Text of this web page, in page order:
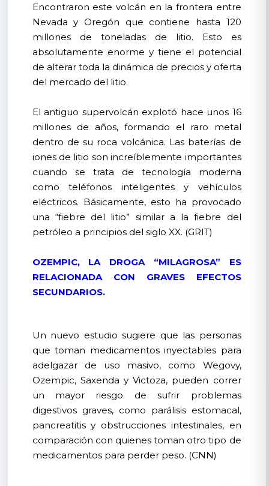
Encontraron este volcán en la frontera entre
Nevada y Oregón que contiene hasta 120
millones de toneladas de litio. Esto es
absolutamente enorme y tiene el potencial
de alterar toda la dinámica de precios y oferta
del mercado del litio.
El antiguo supervolcán explotó hace unos 16
millones de años, formando el raro metal
dentro de su roca volcánica. Las baterías de
iones de litio son increíblemente importantes
cuando se trata de tecnología moderna
como teléfonos inteligentes y vehículos
eléctricos. Básicamente, esto ha provocado
una “fiebre del litio” similar a la fiebre del
petróleo a principios del siglo XX. (GRIT)
OZEMPIC, LA DROGA “MILAGROSA” ES
RELACIONADA CON GRAVES EFECTOS
SECUNDARIOS.
Un nuevo estudio sugiere que las personas
que toman medicamentos inyectables para
adelgazar de uso masivo, como Wegovy,
Ozempic, Saxenda y Victoza, pueden correr
un mayor riesgo de sufrir problemas
digestivos graves, como parálisis estomacal,
pancreatitis y obstrucciones intestinales, en
comparación con quienes toman otro tipo de
medicamentos para perder peso. (CNN)